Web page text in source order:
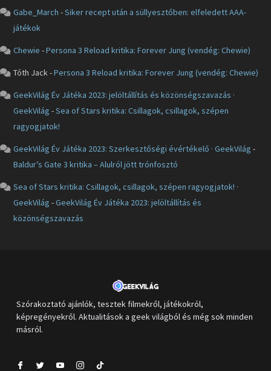
Gabe_March -Siker recept után a süllyesztőben: elfeledett AAA-
játékok
Chewie -Persona 3 Reload kritika: Forever Jung (vendég: Chewie)
Tóth Jack -Persona 3 Reload kritika: Forever Jung (vendég: Chewie)
GeekVilág Év Játéka 2023: jelöltállítás és közönségszavazás ·
GeekVilág -Sea of Stars kritika: Csillagok, csillagok, szépen
ragyogjatok!
GeekVilág Év Játéka 2023: Szerkesztőségi évértékelő · GeekVilág -
Baldur’s Gate 3 kritika – Alulról jött trónfosztó
Sea of Stars kritika: Csillagok, csillagok, szépen ragyogjatok! ·
GeekVilág -GeekVilág Év Játéka 2023: jelöltállítás és
közönségszavazás
Szórakoztató ajánlók, tesztek filmekről, játékokról,
képregényekről. Aktualitások a geek világból és még sok minden
másról.